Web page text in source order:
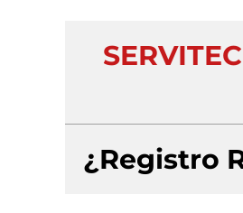
¿Registro